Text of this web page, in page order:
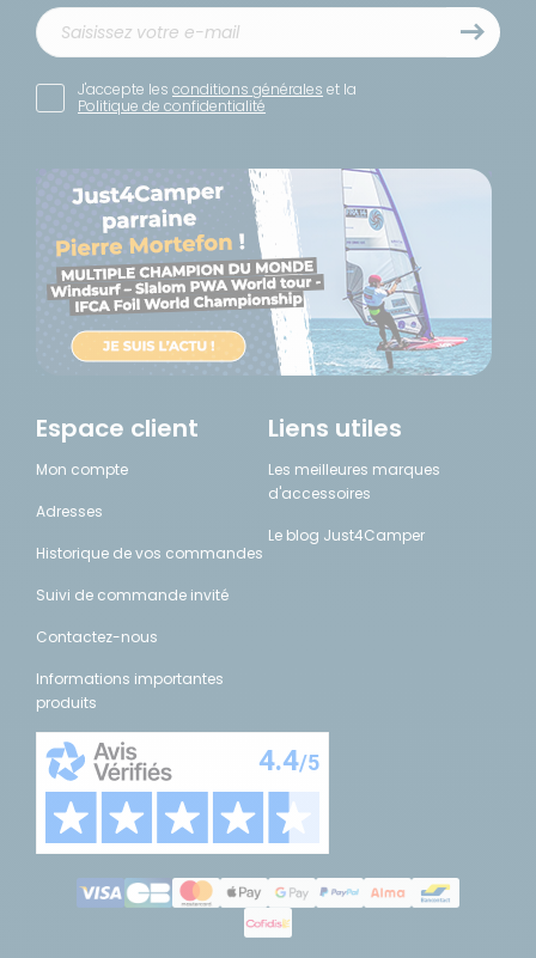
J'accepte les conditions générales et la
Politique de confidentialité
Espace client
Mon compte
Adresses
Historique de vos commandes
Suivi de commande invité
Contactez-nous
Informations importantes
produits
Liens utiles
Les meilleures marques
d'accessoires
Le blog Just4Camper